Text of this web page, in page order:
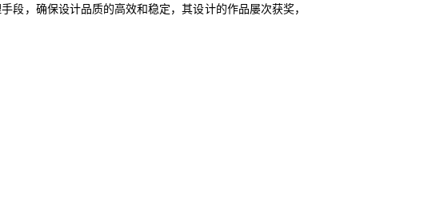
段，确保设计品质的高效和稳定，其设计的作品屡次获奖，